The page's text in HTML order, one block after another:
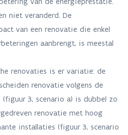
niet veranderd. De
van een renovatie die enkel
aanbrengt, is meestal
renovaties is er variatie: de
renovatie volgens de
3, scenario a) is dubbel zo
renovatie met hoog
installaties (figuur 3, scenario